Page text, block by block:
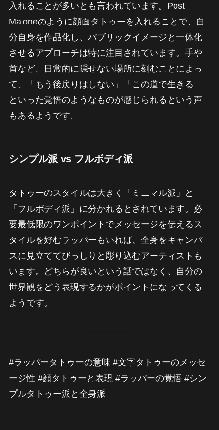
入れることが多いとも言われています。Post
Maloneのように顔面タトゥーを入れることで、自
分自身を作品化し、パブリックイメージと一体化
させるアプローチは特に注目されています。手や
首など、日常的に隠せない場所に刻むことによっ
て、「もう後戻りはしない」「この道で生きる」
といった覚悟のようなものが感じられるという声
もあるようです。
シンプル派 vs フルボディ派
タトゥーのスタイルは大きく「ミニマル派」と
「フルボディ派」に分かれるとされています。必
要最低限のワンポイントでメッセージを伝えるス
タイルを好むラッパーもいれば、全身をキャンバ
スに見立ててびっしりと彫り込むアーティストも
います。どちらが良いという話ではなく、自分の
世界観をどう表現するかがポイントになってくる
ようです。
#ラッパータトゥーの意味 #文字タトゥーのメッセ
ージ性 #顔タトゥーと表現 #ラッパーの覚悟 #シン
プルタトゥー派と全身派